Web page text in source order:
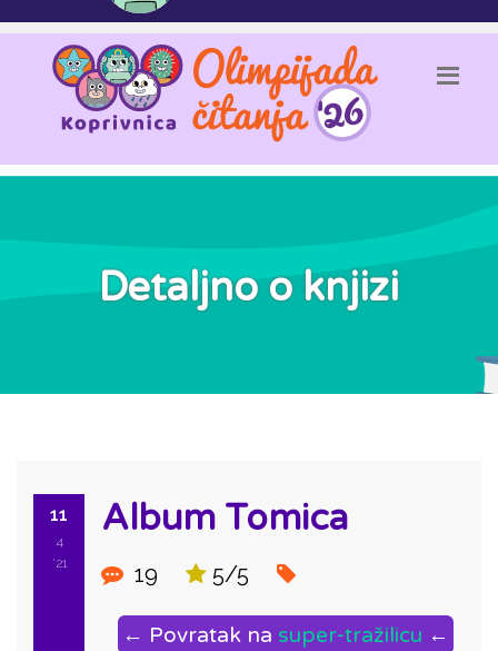
Detaljno o knjizi
11
4
'21
Album Tomica
19 5/5
← Povratak na super-tražilicu ←